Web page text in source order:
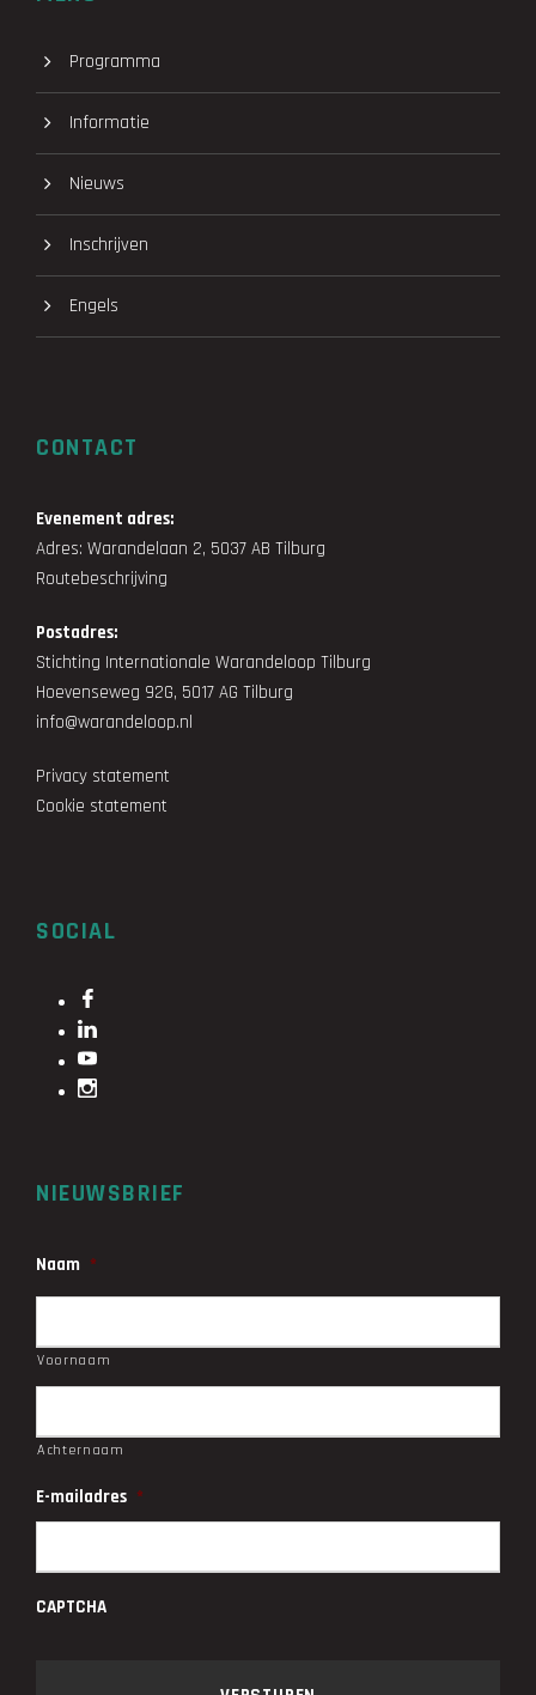
Programma
Informatie
Nieuws
Inschrijven
Engels
CONTACT
Evenement adres:
Adres: Warandelaan 2, 5037 AB Tilburg
Routebeschrijving
Postadres:
Stichting Internationale Warandeloop Tilburg
Hoevenseweg 92G, 5017 AG Tilburg
info@warandeloop.nl
Privacy statement
Cookie statement
SOCIAL
NIEUWSBRIEF
Naam *
Voornaam
Achternaam
E-mailadres *
CAPTCHA